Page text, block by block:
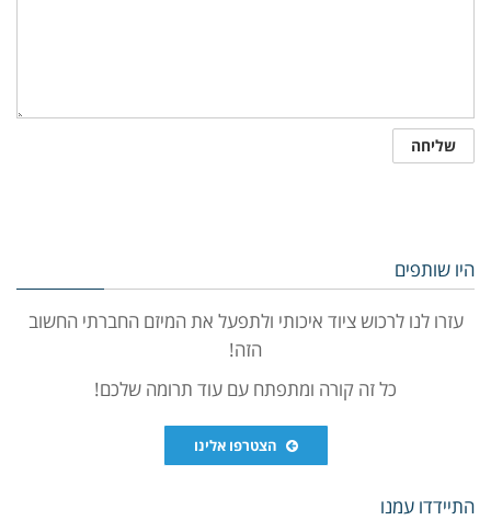
היו שותפים
עזרו לנו לרכוש ציוד איכותי ולתפעל את המיזם החברתי החשוב
הזה!
כל זה קורה ומתפתח עם עוד תרומה שלכם!
הצטרפו אלינו
התיידדו עמנו